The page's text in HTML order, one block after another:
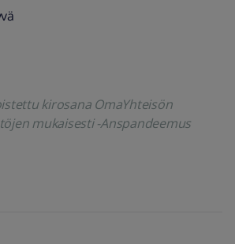
kirosana OmaYhteisön
mukaisesti -Anspandeemus